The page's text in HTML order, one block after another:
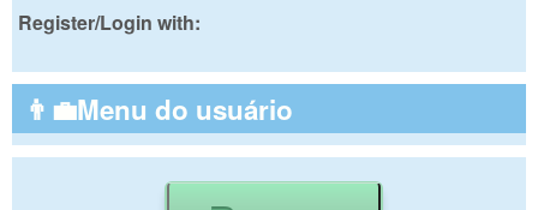
Register/Login with:
👨‍💼Menu do usuário